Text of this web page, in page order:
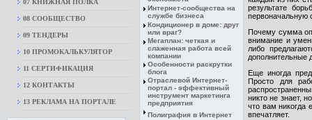
07 КНИЖНАЯ ПОЛКА
08 CООБЩЕСТВО
09 ТЕНДЕРЫ
10 ПРОМОКАЛЬКУЛЯТОР
11 СЕРТИФИКАЦИЯ
12 КОНТАКТЫ
13 РЕКЛАМА НА ПОРТАЛЕ
Интернет-сообщества на
службе бизнеса
Кондиционер в доме: друг
или враг?
Мегаплан: четкая и
слаженная работа всей
компании
Особенности раскрутки
блога
Отраслевой Интернет-
портал - эффективный
инструмент маркетинга
предприятия
Полиграфия в Интернет
результате
первоначальную
Почему сумма
внимание и
либо
дополнительные
Еще иногда
Просто для
никто не знает,
что вам никогда
впечатляет.